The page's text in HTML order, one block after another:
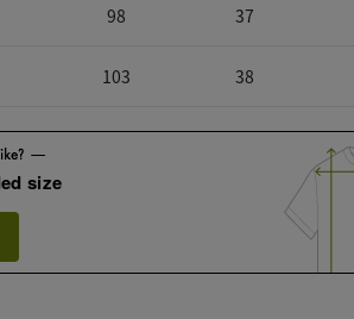
98 37
103 38
size